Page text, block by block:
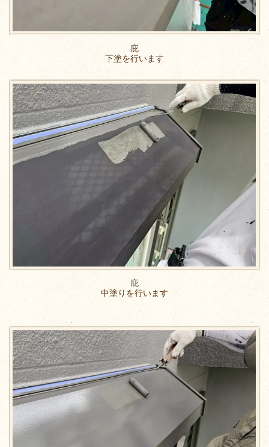
庇
下塗を行います
庇
中塗りを行います